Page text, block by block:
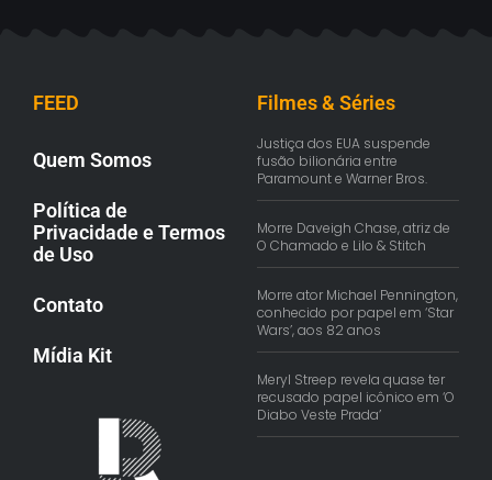
FEED
Quem Somos
Política de
Privacidade e Termos
de Uso
Contato
Mídia Kit
Filmes & Séries
Justiça dos EUA suspende
fusão bilionária entre
Paramount e Warner Bros.
Morre Daveigh Chase, atriz de
O Chamado e Lilo & Stitch
Morre ator Michael Pennington,
conhecido por papel em ‘Star
Wars’, aos 82 anos
Meryl Streep revela quase ter
recusado papel icônico em ‘O
Diabo Veste Prada’